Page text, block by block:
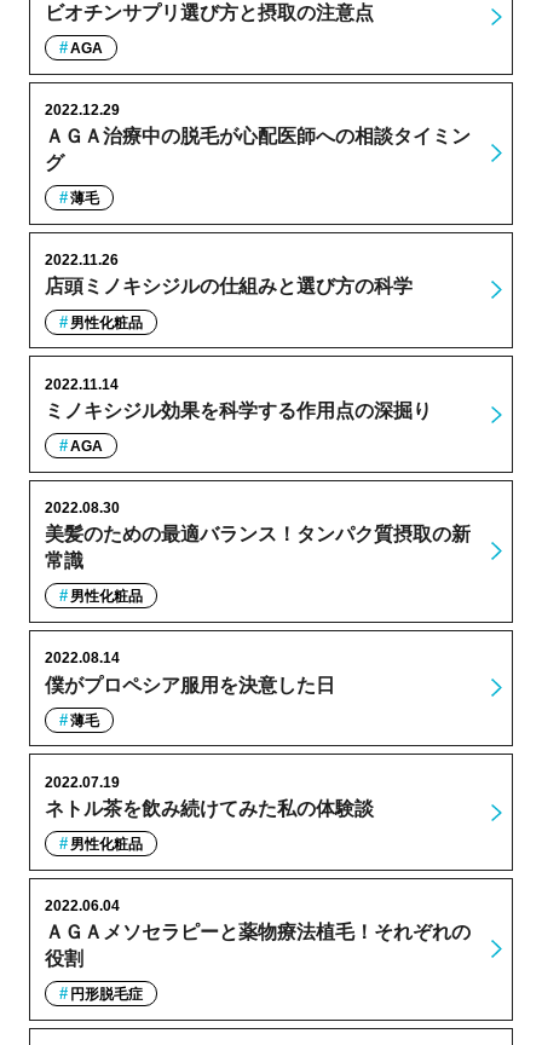
ビオチンサプリ選び方と摂取の注意点
AGA
ＡＧＡ治療中の脱毛が心配医師への相談タイミン
グ
2022.12.29
薄毛
店頭ミノキシジルの仕組みと選び方の科学
2022.11.26
男性化粧品
ミノキシジル効果を科学する作用点の深掘り
2022.11.14
AGA
美髪のための最適バランス！タンパク質摂取の新
常識
2022.08.30
男性化粧品
僕がプロペシア服用を決意した日
2022.08.14
薄毛
ネトル茶を飲み続けてみた私の体験談
2022.07.19
男性化粧品
ＡＧＡメソセラピーと薬物療法植毛！それぞれの
役割
2022.06.04
円形脱毛症